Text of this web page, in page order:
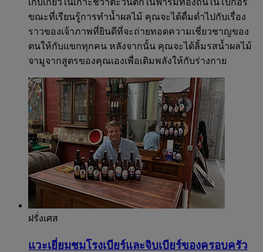
เก็บเกี่ยวในเกาะชวาตะวันตกในฟาร์มท้องถิ่นในโบกอร์
ขณะที่เรียนรู้การทำน้ำผลไม้ คุณจะได้ดื่มด่ำไปกับเรื่อง
ราวของเจ้าภาพที่ยินดีที่จะถ่ายทอดความเชี่ยวชาญของ
ตนให้กับแขกทุกคน หลังจากนั้น คุณจะได้ลิ้มรสน้ำผลไม้
จามูจากสูตรของคุณเองเพื่อเติมพลังให้กับร่างกาย
ฝรั่งเศส
แวะเยี่ยมชมโรงเบียร์และจิบเบียร์ของครอบครัว